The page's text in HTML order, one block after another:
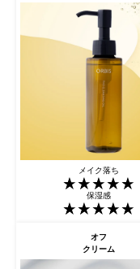
メイク落ち
保湿感
オフ
クリーム